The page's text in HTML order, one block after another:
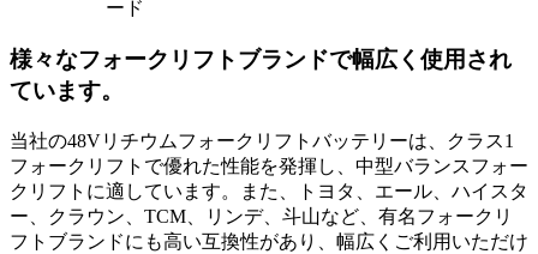
ード
様々なフォークリフトブランドで幅広く使用され
ています。
当社の48Vリチウムフォークリフトバッテリーは、クラス1
フォークリフトで優れた性能を発揮し、中型バランスフォー
クリフトに適しています。また、トヨタ、エール、ハイスタ
ー、クラウン、TCM、リンデ、斗山など、有名フォークリ
フトブランドにも高い互換性があり、幅広くご利用いただけ